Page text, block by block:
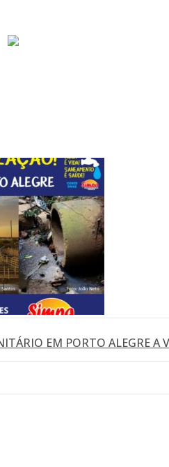
EM PORTO ALEGRE A